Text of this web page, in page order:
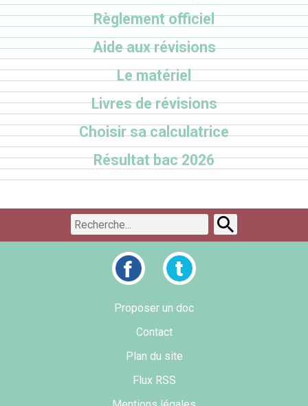
Règlement officiel
Aide aux révisions
Le matériel
Livres de révisions
Choisir sa calculatrice
Résultat bac 2026
Proposer un doc
Contact
Plan du site
Flux RSS